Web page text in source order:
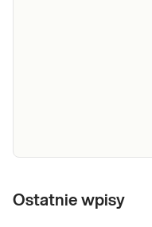
chudnij
Ostatnie wpisy